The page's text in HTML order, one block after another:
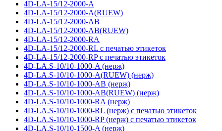
4D-LA-15/12-2000-A
4D-LA-15/12-2000-A(RUEW)
4D-LA-15/12-2000-AB
4D-LA-15/12-2000-AB(RUEW)
4D-LA-15/12-2000-RA
4D-LA-15/12-2000-RL с печатью этикеток
4D-LA-15/12-2000-RP с печатью этикеток
4D-LA.S-10/10-1000-A (нерж)
4D-LA.S-10/10-1000-A(RUEW) (нерж)
4D-LA.S-10/10-1000-AB (нерж)
4D-LA.S-10/10-1000-AB(RUEW) (нерж)
4D-LA.S-10/10-1000-RA (нерж)
4D-LA.S-10/10-1000-RL (нерж) с печатью этикеток
4D-LA.S-10/10-1000-RP (нерж) с печатью этикеток
4D-LA.S-10/10-1500-A (нерж)